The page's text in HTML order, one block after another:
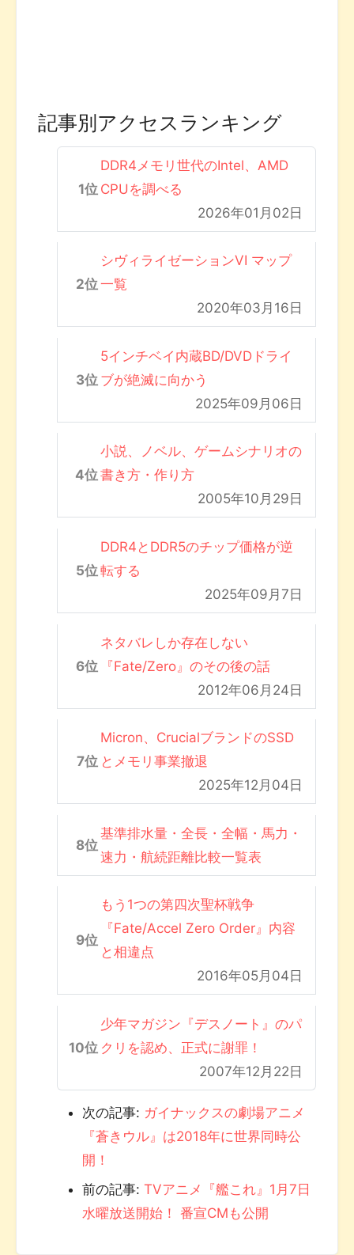
記事別アクセスランキング
DDR4メモリ世代のIntel、AMD
CPUを調べる
2026年01月02日
シヴィライゼーションVI マップ
一覧
2020年03月16日
5インチベイ内蔵BD/DVDドライ
ブが絶滅に向かう
2025年09月06日
小説、ノベル、ゲームシナリオの
書き方・作り方
2005年10月29日
DDR4とDDR5のチップ価格が逆
転する
2025年09月7日
ネタバレしか存在しない
『Fate/Zero』のその後の話
2012年06月24日
Micron、CrucialブランドのSSD
とメモリ事業撤退
2025年12月04日
基準排水量・全長・全幅・馬力・
速力・航続距離比較一覧表
もう1つの第四次聖杯戦争
『Fate/Accel Zero Order』内容
と相違点
2016年05月04日
少年マガジン『デスノート』のパ
クリを認め、正式に謝罪！
2007年12月22日
次の記事: ガイナックスの劇場アニメ
『蒼きウル』は2018年に世界同時公
開！
前の記事: TVアニメ『艦これ』1月7日
水曜放送開始！ 番宣CMも公開